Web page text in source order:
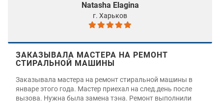
Natasha Elagina
г. Харьков
ЗАКАЗЫВАЛА МАСТЕРА НА РЕМОНТ
СТИРАЛЬНОЙ МАШИНЫ
Заказывала мастера на ремонт стиральной машины в
январе этого года. Мастер приехал на след.день после
вызова. Нужна была замена тэна. Ремонт выполнили